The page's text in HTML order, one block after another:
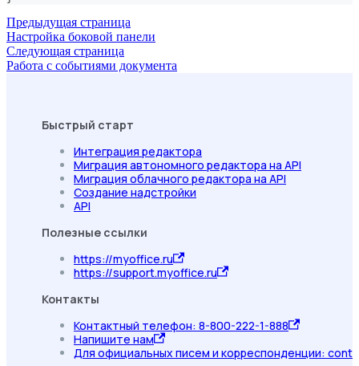
Предыдущая страница
Настройка боковой панели
Следующая страница
Работа с событиями документа
Быстрый старт
Интеграция редактора
Миграция автономного редактора на API
Миграция облачного редактора на API
Создание надстройки
API
Полезные ссылки
https://myoffice.ru
https://support.myoffice.ru
Контакты
Контактный телефон: 8-800-222-1-888
Напишите нам
Для официальных писем и корреспонденции: